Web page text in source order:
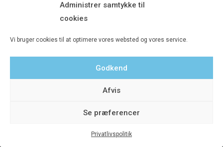
Administrer samtykke til
cookies
Vi bruger cookies til at optimere vores websted og vores service.
Godkend
Afvis
Se præferencer
Privatlivspolitik